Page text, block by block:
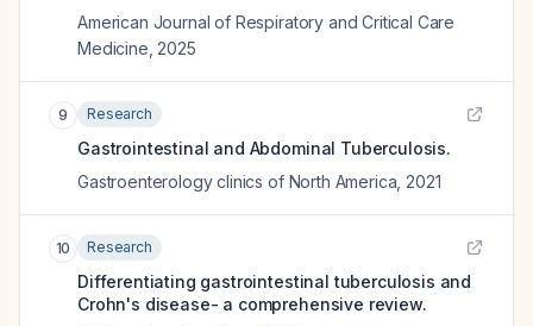
American Journal of Respiratory and Critical Care
Medicine 2025
9 Research
Gastrointestinal and Abdominal Tuberculosis.
Gastroenterology clinics of North America 2021
10 Research
Differentiating gastrointestinal tuberculosis and
Crohn's disease- a comprehensive review.